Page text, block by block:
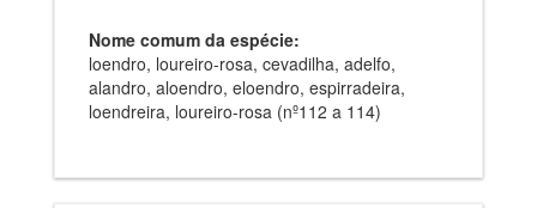
Nome comum da espécie:
loendro, loureiro-rosa, cevadilha, adelfo,
alandro, aloendro, eloendro, espirradeira,
loendreira, loureiro-rosa (nº112 a 114)